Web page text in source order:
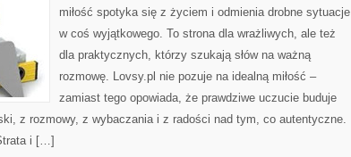
miłość spotyka się z życiem i odmienia drobne sytuacje
w coś wyjątkowego. To strona dla wrażliwych, ale też
dla praktycznych, którzy szukają słów na ważną
rozmowę. Lovsy.pl nie pozuje na idealną miłość –
zamiast tego opowiada, że prawdziwe uczucie buduje
z rozmowy, z wybaczania i z radości nad tym, co autentyczne.
i […]